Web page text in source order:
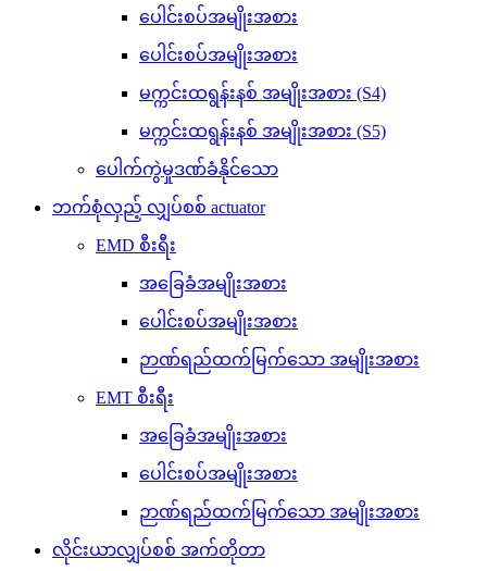
ပေါင်းစပ်အမျိုးအစား
ပေါင်းစပ်အမျိုးအစား
မက္ကင်းထရွန်းနစ် အမျိုးအစား (S4)
မက္ကင်းထရွန်းနစ် အမျိုးအစား (S5)
ပေါက်ကွဲမှုဒဏ်ခံနိုင်သော
ဘက်စုံလှည့် လျှပ်စစ် actuator
EMD စီးရီး
အခြေခံအမျိုးအစား
ပေါင်းစပ်အမျိုးအစား
ဉာဏ်ရည်ထက်မြက်သော အမျိုးအစား
EMT စီးရီး
အခြေခံအမျိုးအစား
ပေါင်းစပ်အမျိုးအစား
ဉာဏ်ရည်ထက်မြက်သော အမျိုးအစား
လိုင်းယာလျှပ်စစ် အက်တိုတာ